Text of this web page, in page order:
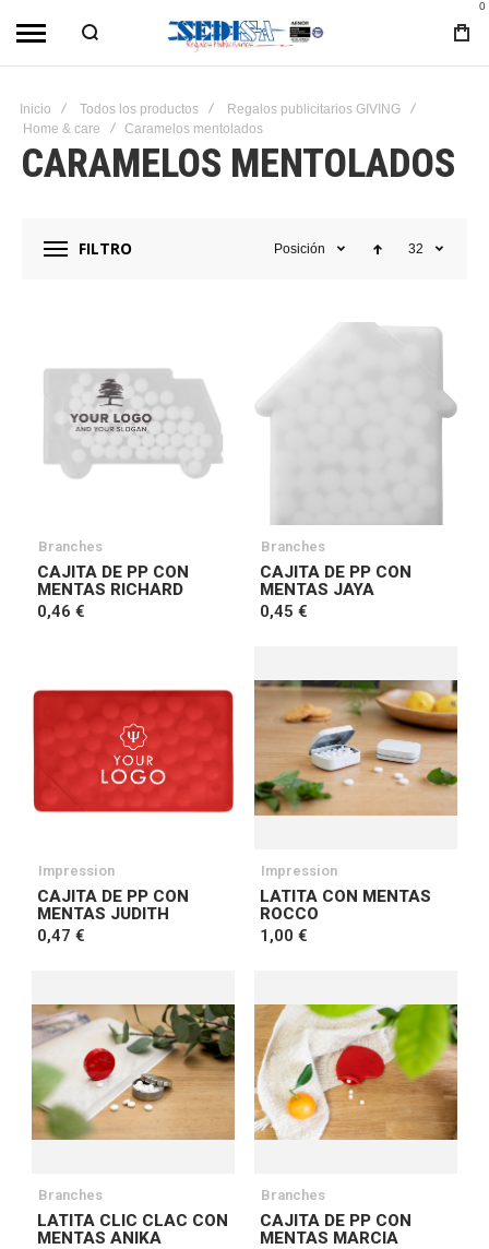
0
Inicio Todos los productos
Regalos publicitarios GIVING
Home & care
Caramelos mentolados
CARAMELOS MENTOLADOS
FILTRO Posición 32
Branches
CAJITA DE PP CON
MENTAS RICHARD
0,46 €
Branches
CAJITA DE PP CON
MENTAS JAYA
0,45 €
Impression
CAJITA DE PP CON
MENTAS JUDITH
0,47 €
Impression
LATITA CON MENTAS
ROCCO
1,00 €
Branches
LATITA CLIC CLAC CON
MENTAS ANIKA
Branches
CAJITA DE PP CON
MENTAS MARCIA